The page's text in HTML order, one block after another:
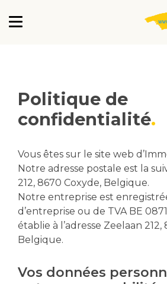
Politique de
confidentialité
Vous êtes sur le site web
Notre adresse postale est la
212, 8670 Coxyde, Belgique.
Notre entreprise est
d’entreprise ou de TVA BE
établie à l’adresse Zeelaan 212,
Belgique.
Vos données